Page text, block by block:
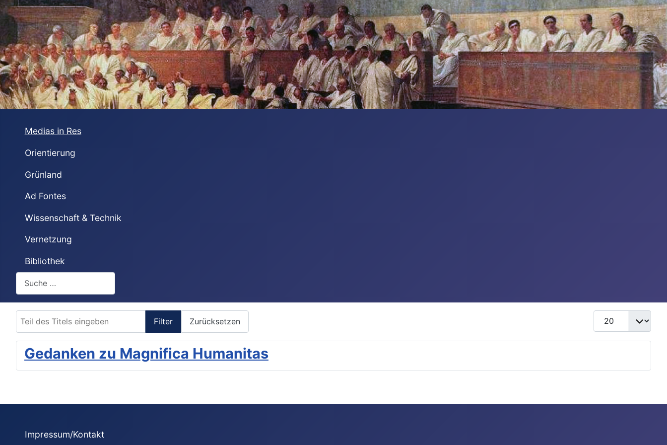
Medias in Res
Orientierung
Grünland
Ad Fontes
Wissenschaft & Technik
Vernetzung
Bibliothek
Suchen
Filter Zurücksetzen
Anzeige #
Gedanken zu Magnifica Humanitas
Impressum/Kontakt